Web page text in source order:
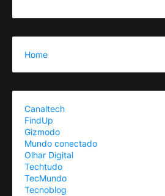
Home
Canaltech
FindUp
Gizmodo
Mundo conectado
Olhar Digital
Techtudo
TecMundo
Tecnoblog